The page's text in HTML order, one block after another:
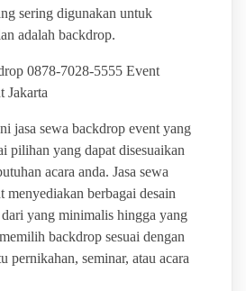
sering digunakan untuk
adalah backdrop.
jasa sewa backdrop event yang
pilihan yang dapat disesuaikan
acara anda. Jasa sewa
berbagai desain
yang minimalis hingga yang
backdrop sesuai dengan
pernikahan, seminar, atau acara